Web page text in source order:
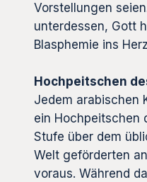
Vorstellungen
unterdessen, Gott
Blasphemie ins
Hochpeitschen
Jedem arabischen
ein Hochpeitschen
Stufe über dem
Welt geförderten
voraus. Während